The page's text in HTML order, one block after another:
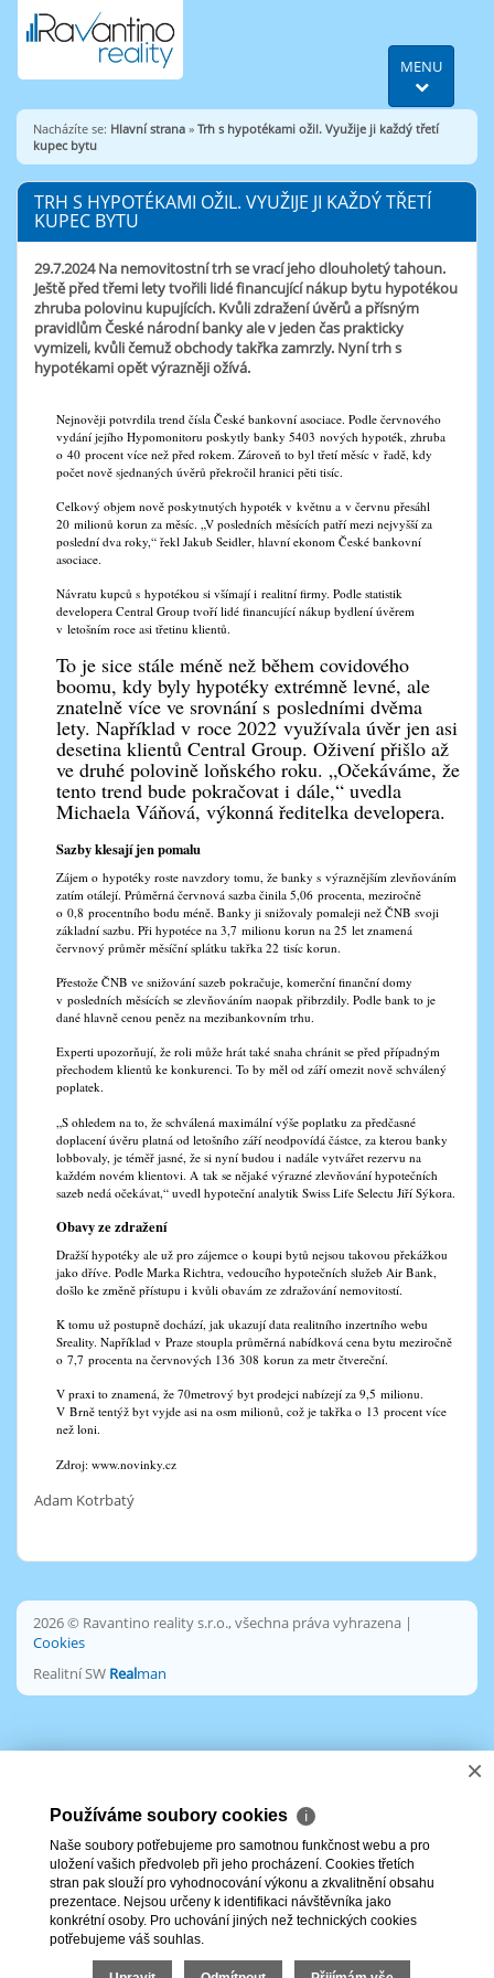
MENU
Nacházíte se: Hlavní strana » Trh s hypotékami ožil. Využije ji každý třetí
kupec bytu
TRH S HYPOTÉKAMI OŽIL. VYUŽIJE JI KAŽDÝ TŘETÍ
KUPEC BYTU
29.7.2024Na nemovitostní trh se vrací jeho dlouholetý tahoun.
Ještě před třemi lety tvořili lidé financující nákup bytu hypotékou
zhruba polovinu kupujících. Kvůli zdražení úvěrů a přísným
pravidlům České národní banky ale v jeden čas prakticky
vymizeli, kvůli čemuž obchody takřka zamrzly. Nyní trh s
hypotékami opět výrazněji ožívá.
Nejnověji potvrdila trend čísla České bankovní asociace. Podle červnového
vydání jejího Hypomonitoru poskytly banky 5403 nových hypoték, zhruba
o 40 procent více než před rokem. Zároveň to byl třetí měsíc v řadě, kdy
počet nově sjednaných úvěrů překročil hranici pěti tisíc.
Celkový objem nově poskytnutých hypoték v květnu a v červnu přesáhl
20 milionů korun za měsíc. „V posledních měsících patří mezi nejvyšší za
poslední dva roky,“ řekl Jakub Seidler, hlavní ekonom České bankovní
asociace.
Návratu kupců s hypotékou si všímají i realitní firmy. Podle statistik
developera Central Group tvoří lidé financující nákup bydlení úvěrem
v letošním roce asi třetinu klientů.
To je sice stále méně než během covidového
boomu, kdy byly hypotéky extrémně levné, ale
znatelně více ve srovnání s posledními dvěma
lety. Například v roce 2022 využívala úvěr jen asi
desetina klientů Central Group. Oživení přišlo až
ve druhé polovině loňského roku. „Očekáváme, že
tento trend bude pokračovat i dále,“ uvedla
Michaela Váňová, výkonná ředitelka developera.
Sazby klesají jen pomalu
Zájem o hypotéky roste navzdory tomu, že banky s výraznějším zlevňováním
zatím otálejí. Průměrná červnová sazba činila 5,06 procenta, meziročně
o 0,8 procentního bodu méně. Banky ji snižovaly pomaleji než ČNB svoji
základní sazbu. Při hypotéce na 3,7 milionu korun na 25 let znamená
červnový průměr měsíční splátku takřka 22 tisíc korun.
Přestože ČNB ve snižování sazeb pokračuje, komerční finanční domy
v posledních měsících se zlevňováním naopak přibrzdily. Podle bank to je
dané hlavně cenou peněz na mezibankovním trhu.
Experti upozorňují, že roli může hrát také snaha chránit se před případným
přechodem klientů ke konkurenci. To by měl od září omezit nově schválený
poplatek.
„S ohledem na to, že schválená maximální výše poplatku za předčasné
doplacení úvěru platná od letošního září neodpovídá částce, za kterou banky
lobbovaly, je téměř jasné, že si nyní budou i nadále vytvářet rezervu na
každém novém klientovi. A tak se nějaké výrazné zlevňování hypotečních
sazeb nedá očekávat,“ uvedl hypoteční analytik Swiss Life Selectu Jiří Sýkora.
Obavy ze zdražení
Dražší hypotéky ale už pro zájemce o koupi bytů nejsou takovou překážkou
jako dříve. Podle Marka Richtra, vedoucího hypotečních služeb Air Bank,
došlo ke změně přístupu i kvůli obavám ze zdražování nemovitostí.
K tomu už postupně dochází, jak ukazují data realitního inzertního webu
Sreality. Například v Praze stoupla průměrná nabídková cena bytu meziročně
o 7,7 procenta na červnových 136 308 korun za metr čtvereční.
V praxi to znamená, že 70metrový byt prodejci nabízejí za 9,5 milionu.
V Brně tentýž byt vyjde asi na osm milionů, což je takřka o 13 procent více
než loni.
Zdroj: www.novinky.cz
Adam Kotrbatý
2026 © Ravantino reality s.r.o., všechna práva vyhrazena |
Cookies
Realitní SW Realman
×
Používáme soubory cookies ℹ
Naše soubory potřebujeme pro samotnou funkčnost webu a pro
uložení vašich předvoleb při jeho procházení. Cookies třetích
stran pak slouží pro vyhodnocování výkonu a zkvalitnění obsahu
prezentace. Nejsou určeny k identifikaci návštěvníka jako
konkrétní osoby. Pro uchování jiných než technických cookies
potřebujeme váš souhlas.